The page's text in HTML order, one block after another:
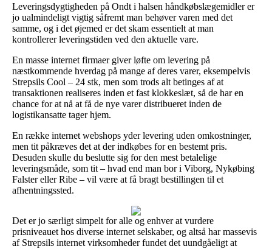
Leveringsdygtigheden på Ondt i halsen håndkøbslægemidler er
jo ualmindeligt vigtig såfremt man behøver varen med det
samme, og i det øjemed er det skam essentielt at man
kontrollerer leveringstiden ved den aktuelle vare.
En masse internet firmaer giver løfte om levering på
næstkommende hverdag på mange af deres varer, eksempelvis
Strepsils Cool – 24 stk, men som trods alt betinges af at
transaktionen realiseres inden et fast klokkeslæt, så de har en
chance for at nå at få de nye varer distribueret inden de
logistikansatte tager hjem.
En række internet webshops yder levering uden omkostninger,
men tit påkræves det at der indkøbes for en bestemt pris.
Desuden skulle du beslutte sig for den mest betalelige
leveringsmåde, som tit – hvad end man bor i Viborg, Nykøbing
Falster eller Ribe – vil være at få bragt bestillingen til et
afhentningssted.
Det er jo særligt simpelt for alle og enhver at vurdere
prisniveauet hos diverse internet selskaber, og altså har massevis
af Strepsils internet virksomheder fundet det uundgåeligt at